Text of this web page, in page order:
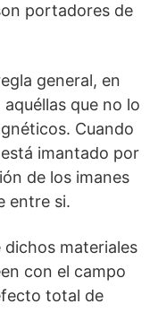
portadores de
general, en
que no lo
Cuando
imantado por
de los imanes
entre si.
materiales
con el campo
total de